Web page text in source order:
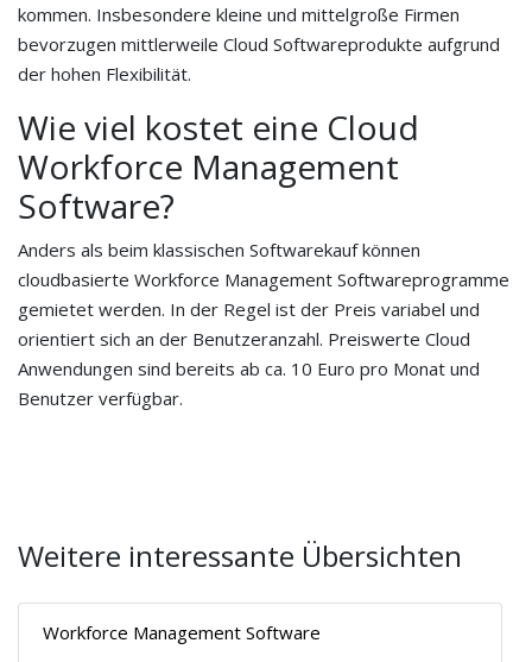
kommen. Insbesondere kleine und mittelgroße Firmen
bevorzugen mittlerweile Cloud Softwareprodukte aufgrund
der hohen Flexibilität.
Wie viel kostet eine Cloud
Workforce Management
Software?
Anders als beim klassischen Softwarekauf können
cloudbasierte Workforce Management Softwareprogramme
gemietet werden. In der Regel ist der Preis variabel und
orientiert sich an der Benutzeranzahl. Preiswerte Cloud
Anwendungen sind bereits ab ca. 10 Euro pro Monat und
Benutzer verfügbar.
Weitere interessante Übersichten
Workforce Management Software